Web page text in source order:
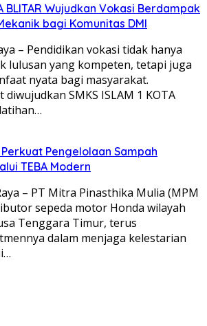
BLITAR Wujudkan Vokasi Berdampak
bagi Komunitas DMI
– Pendidikan vokasi tidak hanya
lulusan yang kompeten, tetapi juga
nyata bagi masyarakat.
SMKS ISLAM 1 KOTA
Pengelolaan Sampah
TEBA Modern
– PT Mitra Pinasthika Mulia (MPM
sepeda motor Honda wilayah
Tenggara Timur, terus
dalam menjaga kelestarian